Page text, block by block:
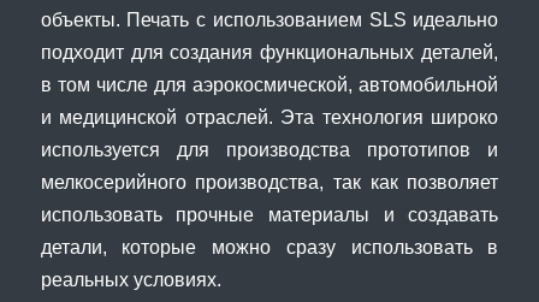
объекты. Печать с использованием SLS идеально
подходит для создания функциональных деталей,
в том числе для аэрокосмической, автомобильной
и медицинской отраслей. Эта технология широко
используется для производства прототипов и
мелкосерийного производства, так как позволяет
использовать прочные материалы и создавать
детали, которые можно сразу использовать в
реальных условиях.